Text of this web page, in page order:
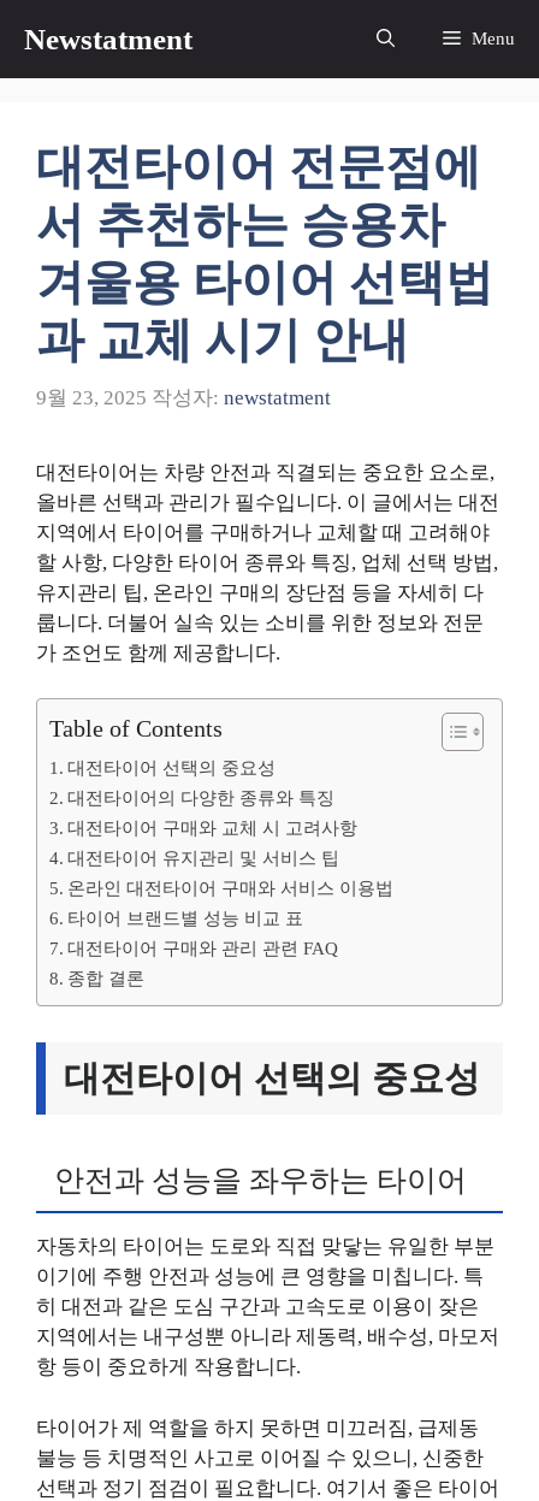
츠
Newstatment Menu
대전타이어 전문점에
서 추천하는 승용차
겨울용 타이어 선택법
과 교체 시기 안내
9월 23, 2025 작성자: newstatment
대전타이어는 차량 안전과 직결되는 중요한 요소로,
올바른 선택과 관리가 필수입니다. 이 글에서는 대전
지역에서 타이어를 구매하거나 교체할 때 고려해야
할 사항, 다양한 타이어 종류와 특징, 업체 선택 방법,
유지관리 팁, 온라인 구매의 장단점 등을 자세히 다
룹니다. 더불어 실속 있는 소비를 위한 정보와 전문
가 조언도 함께 제공합니다.
Table of Contents
대전타이어 선택의 중요성
대전타이어의 다양한 종류와 특징
대전타이어 구매와 교체 시 고려사항
대전타이어 유지관리 및 서비스 팁
온라인 대전타이어 구매와 서비스 이용법
타이어 브랜드별 성능 비교 표
대전타이어 구매와 관리 관련 FAQ
종합 결론
대전타이어 선택의 중요성
안전과 성능을 좌우하는 타이어
자동차의 타이어는 도로와 직접 맞닿는 유일한 부분
이기에 주행 안전과 성능에 큰 영향을 미칩니다. 특
히 대전과 같은 도심 구간과 고속도로 이용이 잦은
지역에서는 내구성뿐 아니라 제동력, 배수성, 마모저
항 등이 중요하게 작용합니다.
타이어가 제 역할을 하지 못하면 미끄러짐, 급제동
불능 등 치명적인 사고로 이어질 수 있으니, 신중한
선택과 정기 점검이 필요합니다. 여기서 좋은 타이어